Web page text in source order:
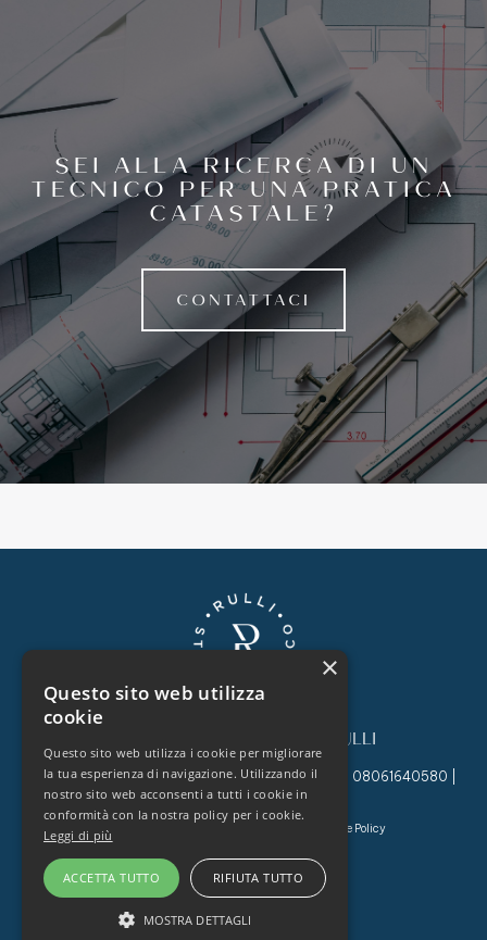
SEI ALLA RICERCA DI UN
TECNICO PER UNA PRATICA
CATASTALE?
CONTATTACI
STUDIO TECNICO RULLI
Studio Tecnico Rulli, Via Po, 49, Roma, 00198 | P.I. 08061640580 |
Tutti i diritti riservati
Company Info Cookie Policy
Powered & Designed byZebrah
×
Questo sito web utilizza
cookie
Questo sito web utilizza i cookie per migliorare
la tua esperienza di navigazione. Utilizzando il
nostro sito web acconsenti a tutti i cookie in
conformità con la nostra policy per i cookie.
Leggi di più
ACCETTA TUTTO RIFIUTA TUTTO
MOSTRA DETTAGLI